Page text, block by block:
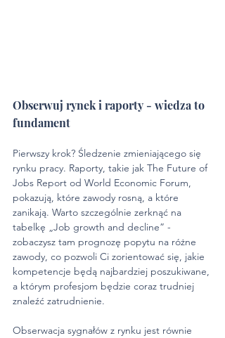
Obserwuj rynek i raporty - wiedza to
fundament
Pierwszy krok? Śledzenie zmieniającego się
rynku pracy. Raporty, takie jak The Future of
Jobs Report od World Economic Forum,
pokazują, które zawody rosną, a które
zanikają. Warto szczególnie zerknąć na
tabelkę „Job growth and decline” -
zobaczysz tam prognozę popytu na różne
zawody, co pozwoli Ci zorientować się, jakie
kompetencje będą najbardziej poszukiwane,
a którym profesjom będzie coraz trudniej
znaleźć zatrudnienie.
Obserwacja sygnałów z rynku jest równie